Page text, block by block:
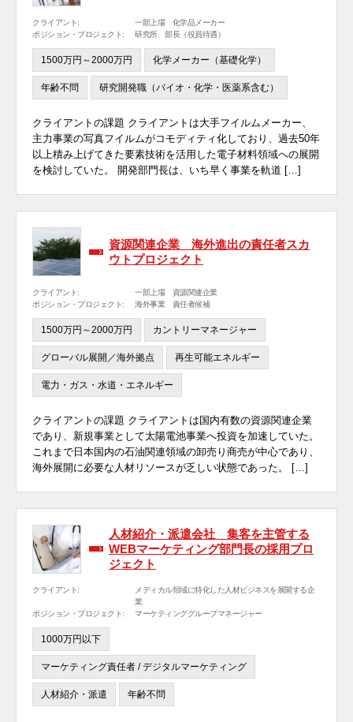
クライアント:
一部上場 化学品メーカー
ポジション・プロジェクト:
研究所 部長（役員待遇）
1500万円～2000万円 化学メーカー（基礎化学）
年齢不問 研究開発職（バイオ・化学・医薬系含む）
クライアントの課題 クライアントは大手フイルムメーカー、
主力事業の写真フイルムがコモディティ化しており、過去50年
以上積み上げてきた要素技術を活用した電子材料領域への展開
を検討していた。 開発部門長は、いち早く事業を軌道 […]
資源関連企業 海外進出の責任者スカ
ウトプロジェクト
クライアント:
一部上場 資源関連企業
ポジション・プロジェクト:
海外事業 責任者候補
1500万円～2000万円 カントリーマネージャー
グローバル展開／海外拠点 再生可能エネルギー
電力・ガス・水道・エネルギー
クライアントの課題 クライアントは国内有数の資源関連企業
であり、新規事業として太陽電池事業へ投資を加速していた。
これまで日本国内の石油関連領域の卸売り商売が中心であり、
海外展開に必要な人材リソースが乏しい状態であった。 […]
人材紹介・派遣会社 集客を主管する
WEBマーケティング部門長の採用プロ
ジェクト
クライアント:
メディカル領域に特化した人材ビジネスを展開する企
業
ポジション・プロジェクト:
マーケティンググループマネージャー
1000万円以下
マーケティング責任者 / デジタルマーケティング
人材紹介・派遣 年齢不問